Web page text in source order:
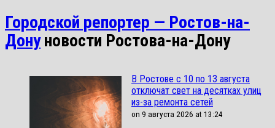
Городской репортер — Ростов-на-
Дону новости Ростова-на-Дону
В Ростове с 10 по 13 августа
отключат свет на десятках улиц
из-за ремонта сетей
on 9 августа 2026 at 13:24